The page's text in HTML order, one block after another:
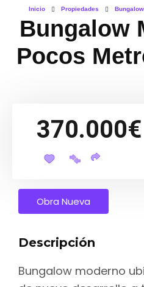
Inicio Propiedades
Bungalow
Pocos
370.000€
Obra Nueva
Descripción
Bungalow moderno